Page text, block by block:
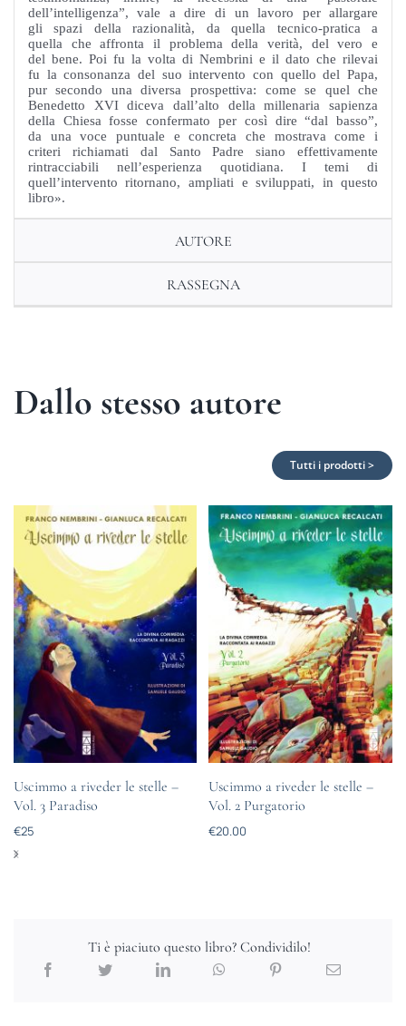
dell’intelligenza”, vale a dire di un lavoro per allargare
gli spazi della razionalità, da quella tecnico-pratica a
quella che affronta il problema della verità, del vero e
del bene. Poi fu la volta di Nembrini e il dato che rilevai
fu la consonanza del suo intervento con quello del Papa,
pur secondo una diversa prospettiva: come se quel che
Benedetto XVI diceva dall’alto della millenaria sapienza
della Chiesa fosse confermato per così dire “dal basso”,
da una voce puntuale e concreta che mostrava come i
criteri richiamati dal Santo Padre siano effettivamente
rintracciabili nell’esperienza quotidiana. I temi di
quell’intervento ritornano, ampliati e sviluppati, in questo
libro».
AUTORE
RASSEGNA
Dallo stesso autore
Tutti i prodotti >
Uscimmo a riveder le stelle –
Vol. 3 Paradiso
€25
Uscimmo a riveder le stelle –
Vol. 2 Purgatorio
€20.00
Ti è piaciuto questo libro? Condividilo!